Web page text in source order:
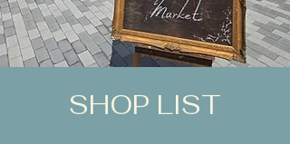
SHOP LIST